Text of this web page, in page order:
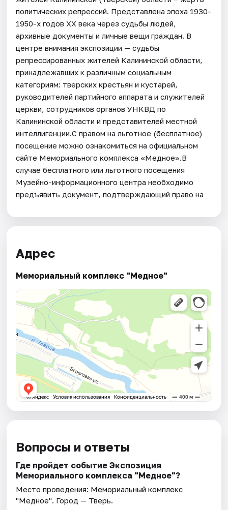
политических репрессий. Представлена эпоха 1930-
1950-х годов ХХ века через судьбы людей,
архивные документы и личные вещи граждан. В
центре внимания экспозиции — судьбы
репрессированных жителей Калининской области,
принадлежавших к различным социальным
категориям: тверских крестьян и кустарей,
руководителей партийного аппарата и служителей
церкви, сотрудников органов УНКВД по
Калининской области и представителей местной
интеллигенции.С правом на льготное (бесплатное)
посещение можно ознакомиться на официальном
сайте Мемориального комплекса «Медное».В
случае бесплатного или льготного посещения
Музейно-информационного центра необходимо
предъявить документ, подтверждающий право на
Адрес
Мемориальный комплекс "Медное"
Вопросы и ответы
Где пройдет событие Экспозиция
Мемориального комплекса "Медное"?
Место проведения: Мемориальный комплекс
"Медное". Город — Тверь.